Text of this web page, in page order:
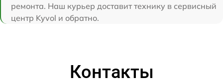
ремонта. Наш курьер доставит технику в сервисный
центр Kyvol и обратно.
Контакты